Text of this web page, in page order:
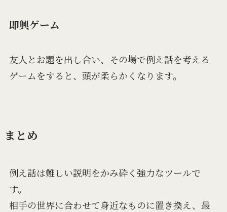
即興ゲーム
友人とお題を出し合い、その場で例え話を考える
ゲームをすると、頭が柔らかくなります。
まとめ
例え話は難しい説明をかみ砕く強力なツールで
す。
相手の世界に合わせて身近なものに置き換え、最